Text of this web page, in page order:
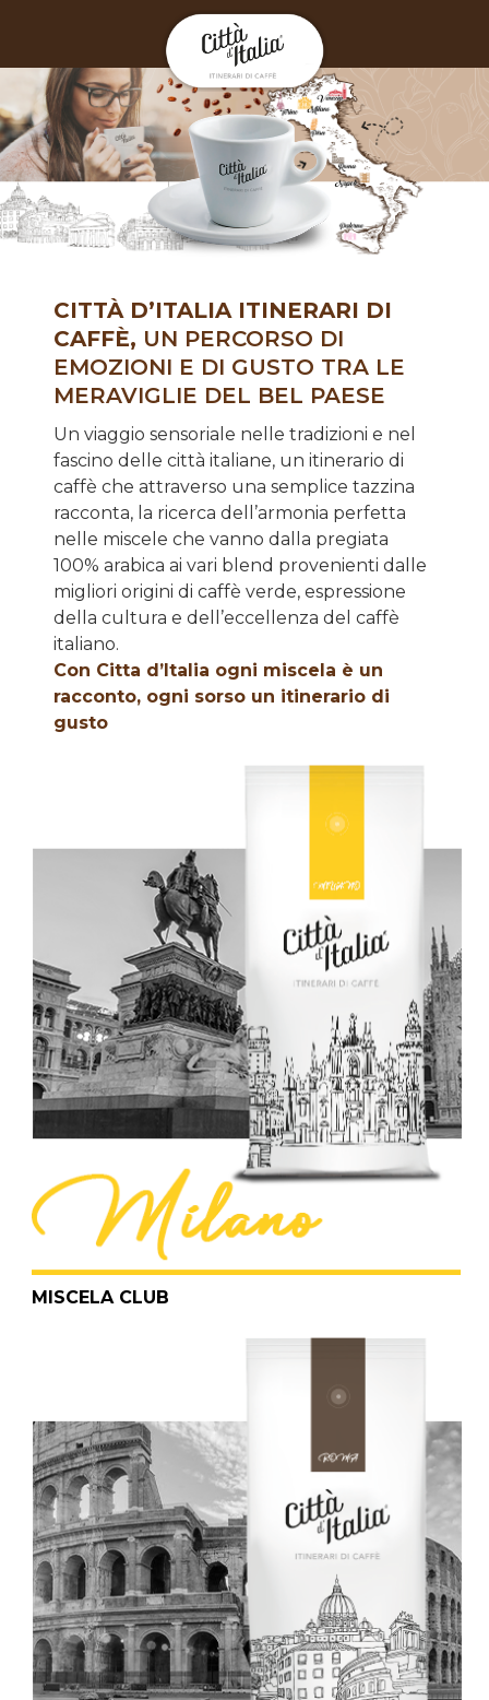
CITTÀ D’ITALIA ITINERARI DI
CAFFÈ, UN PERCORSO DI
EMOZIONI E DI GUSTO TRA LE
MERAVIGLIE DEL BEL PAESE
Un viaggio sensoriale nelle tradizioni e nel
fascino delle città italiane, un itinerario di
caffè che attraverso una semplice tazzina
racconta, la ricerca dell’armonia perfetta
nelle miscele che vanno dalla pregiata
100% arabica ai vari blend provenienti dalle
migliori origini di caffè verde, espressione
della cultura e dell’eccellenza del caffè
italiano.
Con Citta d’Italia ogni miscela è un
racconto, ogni sorso un itinerario di
gusto
MISCELA CLUB